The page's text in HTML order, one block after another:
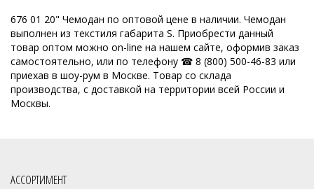
676 01 20" Чемодан по оптовой цене в наличии. Чемодан
выполнен из текстиля габарита S. Приобрести данный
товар оптом можно on-line на нашем сайте, оформив заказ
самостоятельно, или по телефону ☎ 8 (800) 500-46-83 или
приехав в шоу-рум в Москве. Товар со склада
производства, с доставкой на территории всей России и
Москвы.
АССОРТИМЕНТ